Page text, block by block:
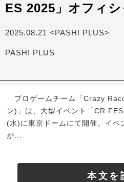
ES 2025」オフィ
2025.08.21 <PASH! PLUS>
PASH! PLUS
プロゲームチーム「Crazy
ン)」は、大型イベント「CR
(水)に東京ドームにて開催。イベ
が...
本文を